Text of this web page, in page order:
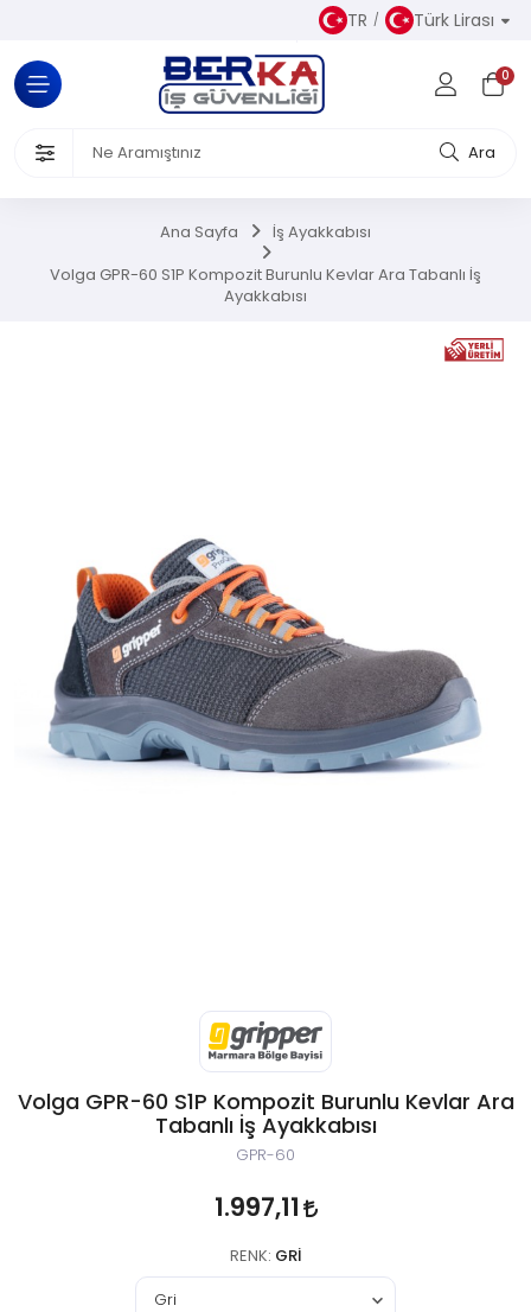
TR Türk Lirası
0
Ara
Kıyafetler
Ürünleri
Ana Sayfa İş Ayakkabısı
Volga GPR-60 S1P Kompozit Burunlu Kevlar Ara Tabanlı İş
Ayakkabısı
Volga GPR-60 S1P Kompozit Burunlu Kevlar Ara
Tabanlı İş Ayakkabısı
GPR-60
1.997,11
RENK: GRI